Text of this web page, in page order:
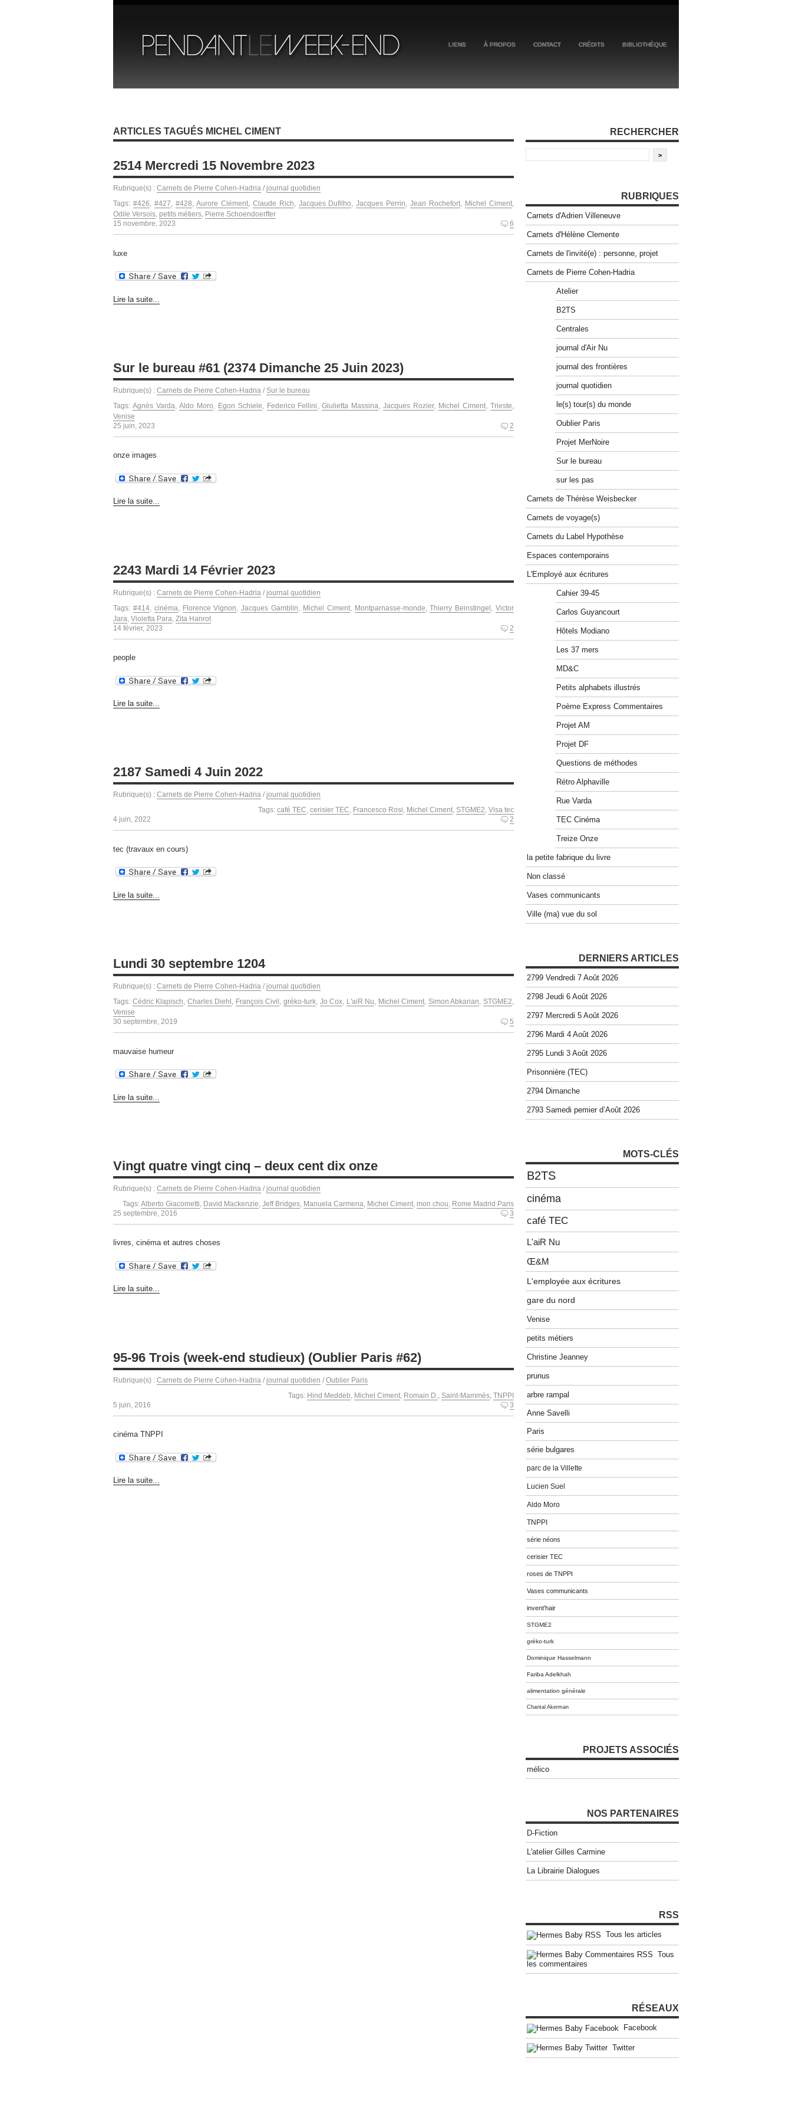
LIENS À PROPOS CONTACT CRÉDITS BIBLIOTHÈQUE
ARTICLES TAGUÉS MICHEL CIMENT
2514 Mercredi 15 Novembre 2023
Rubrique(s) : Carnets de Pierre Cohen-Hadria / journal quotidien
Tags: #426, #427, #428, Aurore Clément, Claude Rich, Jacques Dufilho,Jacques Perrin,Jean Rochefort, Michel Ciment,
Odile Versois, petits métiers, Pierre Schoendoerffer
15 novembre, 2023
6
luxe
Lire la suite...
Sur le bureau #61 (2374 Dimanche 25 Juin 2023)
Rubrique(s) : Carnets de Pierre Cohen-Hadria / Sur le bureau
Tags: Agnès Varda Aldo Moro Egon Schiele Federico Fellini ,Giulietta Massina ,Jacques Rozier, Michel Ciment ,Trieste
Venise
25 juin, 2023
2
onze images
Lire la suite...
2243 Mardi 14 Février 2023
Rubrique(s) : Carnets de Pierre Cohen-Hadria / journal quotidien
Tags: #414, cinéma Florence Vignon ,Jacques Gamblin Michel Ciment, Montparnasse-monde ,Thierry Beinstingel ,Victor
Jara Violetta Para Zita Hanrot
14 février, 2023
2
people
Lire la suite...
2187 Samedi 4 Juin 2022
Rubrique(s) : Carnets de Pierre Cohen-Hadria / journal quotidien
Tags: café TEC, cerisier TEC, Francesco Rosi, Michel Ciment, STGME2, Visa tec
4 juin, 2022
2
tec (travaux en cours)
Lire la suite...
Lundi 30 septembre 1204
Rubrique(s) : Carnets de Pierre Cohen-Hadria / journal quotidien
Tags: Cédric Klapisch, Charles Diehl , François Civil , gréko-turk, Jo Cox, L'aiR Nu, Michel Ciment, Simon Abkarian, STGME2,
Venise
30 septembre, 2019
5
mauvaise humeur
Lire la suite...
Vingt quatre vingt cinq – deux cent dix onze
Rubrique(s) : Carnets de Pierre Cohen-Hadria / journal quotidien
Tags:Alberto Giacometti, David Mackenzie, Jeff Bridges, Manuela Carmena, Michel Ciment, mon chou, Rome Madrid Paris
25 septembre, 2016
3
livres, cinéma et autres choses
Lire la suite...
95-96 Trois (week-end studieux) (Oublier Paris #62)
Rubrique(s) : Carnets de Pierre Cohen-Hadria / journal quotidien / Oublier Paris
Tags: Hind Meddeb Michel Ciment Romain D. Saint-Mammès TNPPI
5 juin, 2016
3
cinéma TNPPI
Lire la suite...
RECHERCHER
RUBRIQUES
Carnets d'Adrien Villeneuve
Carnets d'Hélène Clemente
Carnets de l'invité(e) : personne, projet
Carnets de Pierre Cohen-Hadria
Atelier
B2TS
Centrales
journal d'Air Nu
journal des frontières
journal quotidien
le(s) tour(s) du monde
Oublier Paris
Projet MerNoire
Sur le bureau
sur les pas
Carnets de Thérèse Weisbecker
Carnets de voyage(s)
Carnets du Label Hypothèse
Espaces contemporains
L'Employé aux écritures
Cahier 39-45
Carlos Guyancourt
Hôtels Modiano
Les 37 mers
MD&C
Petits alphabets illustrés
Poème Express Commentaires
Projet AM
Projet DF
Questions de méthodes
Rétro Alphaville
Rue Varda
TEC Cinéma
Treize Onze
la petite fabrique du livre
Non classé
Vases communicants
Ville (ma) vue du sol
DERNIERS ARTICLES
2799 Vendredi 7 Août 2026
2798 Jeudi 6 Août 2026
2797 Mercredi 5 Août 2026
2796 Mardi 4 Août 2026
2795 Lundi 3 Août 2026
Prisonnière (TEC)
2794 Dimanche
2793 Samedi pemier d’Août 2026
MOTS-CLÉS
B2TS
cinéma
café TEC
L'aiR Nu
Œ&M
L'employée aux écritures
gare du nord
Venise
petits métiers
Christine Jeanney
prunus
arbre rampal
Anne Savelli
Paris
série bulgares
parc de la Villette
Lucien Suel
Aldo Moro
TNPPI
série néons
cerisier TEC
roses de TNPPI
Vases communicants
invent'hair
STGME2
gréko-turk
Dominique Hasselmann
Fariba Adelkhah
alimentation générale
Chantal Akerman
PROJETS ASSOCIÉS
mélico
NOS PARTENAIRES
D-Fiction
L'atelier Gilles Carmine
La Librairie Dialogues
RSS
Tous les articles
Tous
les commentaires
RÉSEAUX
Facebook
Twitter